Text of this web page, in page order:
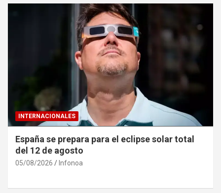
INTERNACIONALES
España se prepara para el eclipse solar total
del 12 de agosto
05/08/2026 Infonoa